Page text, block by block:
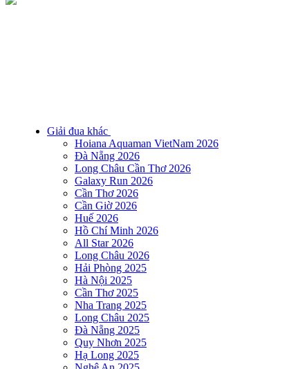
Giải đua khác
Hoiana Aquaman VietNam 2026
Đà Nẵng 2026
Long Châu Cần Thơ 2026
Galaxy Run 2026
Cần Thơ 2026
Cần Giờ 2026
Huế 2026
Hồ Chí Minh 2026
All Star 2026
Long Châu 2026
Hải Phòng 2025
Hà Nội 2025
Cần Thơ 2025
Nha Trang 2025
Long Châu 2025
Đà Nẵng 2025
Quy Nhơn 2025
Hạ Long 2025